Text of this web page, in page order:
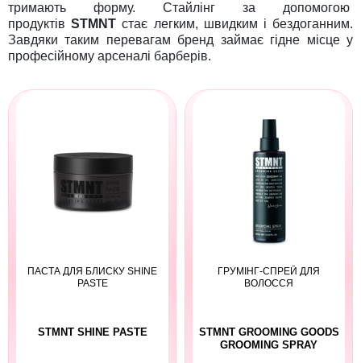
тримають форму. Стайлінг за допомогою
продуктівSTMNT стає легким, швидким і бездоганним.
Завдяки таким перевагам бренд займає гідне місце у
професійному арсеналі барберів.
ПАСТА ДЛЯ БЛИСКУ SHINE
PASTE
STMNT SHINE PASTE
ГРУМІНГ-СПРЕЙ ДЛЯ
ВОЛОССЯ
STMNT GROOMING GOODS
GROOMING SPRAY